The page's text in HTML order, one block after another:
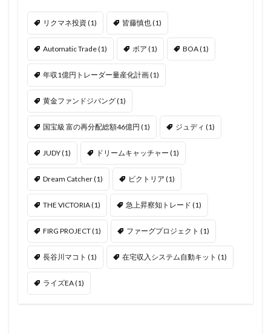
リクマネ投資(1) 皆藤慎也(1)
Automatic Trade(1) ボア (1) BOA(1)
年収1億円トレーダー量産化計画(1)
黄金ファンドジパング(1)
国宝級 富の再分配総額46億円 (1) ジュディ (1)
JUDY(1) ドリームキャッチャー (1)
Dream Catcher(1) ビクトリア (1)
THE VICTORIA(1) 急上昇察知トレード (1)
FIRG PROJECT(1) ファーグプロジェクト (1)
長谷川マコト (1) 在宅収入システム自動キット (1)
ライズEA(1)